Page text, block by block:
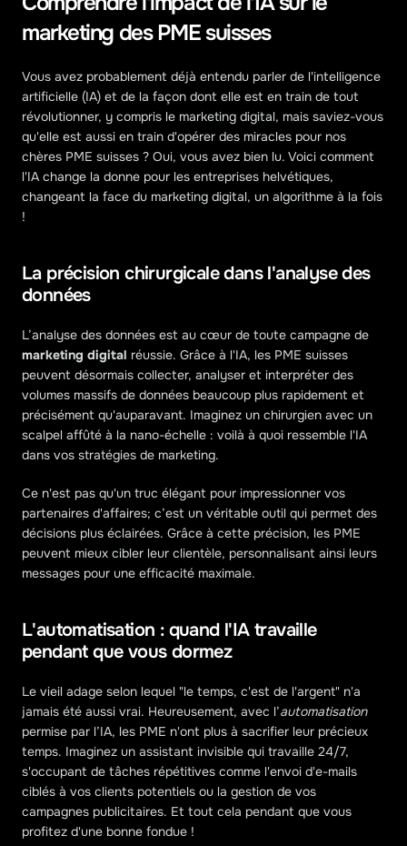
marketing des PME suisses
Vous avez probablement déjà entendu parler de l'intelligence
artificielle (IA) et de la façon dont elle est en train de tout
révolutionner, y compris le marketing digital, mais saviez-vous
qu'elle est aussi en train d'opérer des miracles pour nos
chères PME suisses ? Oui, vous avez bien lu. Voici comment
l'IA change la donne pour les entreprises helvétiques,
changeant la face du marketing digital, un algorithme à la fois
!
La précision chirurgicale dans l'analyse des
données
marketing digital réussie. Grâce à l'IA, les PME suisses
peuvent désormais collecter, analyser et interpréter des
volumes massifs de données beaucoup plus rapidement et
précisément qu'auparavant. Imaginez un chirurgien avec un
scalpel affûté à la nano-échelle : voilà à quoi ressemble l'IA
dans vos stratégies de marketing.
Ce n'est pas qu'un truc élégant pour impressionner vos
partenaires d'affaires; c’est un véritable outil qui permet des
décisions plus éclairées. Grâce à cette précision, les PME
peuvent mieux cibler leur clientèle, personnalisant ainsi leurs
messages pour une efficacité maximale.
L'automatisation : quand l'IA travaille
pendant que vous dormez
Le vieil adage selon lequel "le temps, c'est de l'argent" n'a
jamais été aussi vrai. Heureusement, avec l’automatisation
permise par l’IA, les PME n'ont plus à sacrifier leur précieux
temps. Imaginez un assistant invisible qui travaille 24/7,
s'occupant de tâches répétitives comme l'envoi d'e-mails
ciblés à vos clients potentiels ou la gestion de vos
campagnes publicitaires. Et tout cela pendant que vous
profitez d'une bonne fondue !